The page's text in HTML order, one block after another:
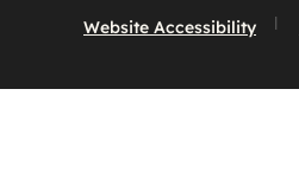
Website Accessibility